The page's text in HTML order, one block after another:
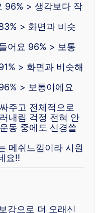
96% > 생각보다 작
> 화면과 비슷
어요 96% > 보통
> 화면과 비슷해
> 보통이에요
주고 전체적으로
내림 걱정 전혀 안
동 중에도 신경쓸
메쉬느낌이라 시원
요!!
강으로 더 오래신